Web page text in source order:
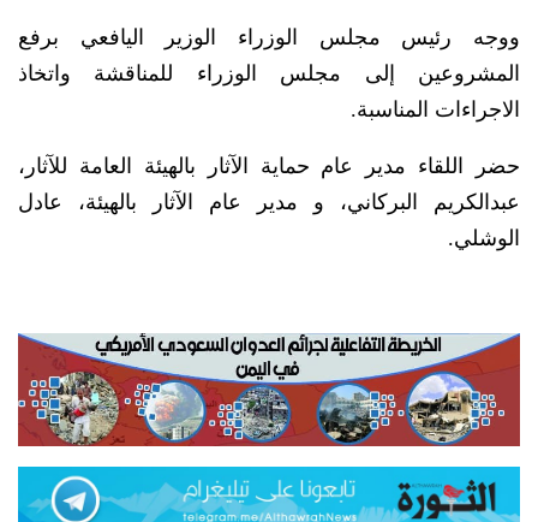
ووجه رئيس مجلس الوزراء الوزير اليافعي برفع
المشروعين إلى مجلس الوزراء للمناقشة واتخاذ
الاجراءات المناسبة.
حضر اللقاء مدير عام حماية الآثار بالهيئة العامة للآثار،
عبدالكريم البركاني، و مدير عام الآثار بالهيئة، عادل
الوشلي.